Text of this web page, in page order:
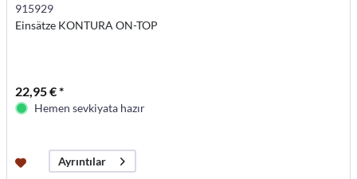
915929
Einsätze KONTURA ON-TOP
22,95 € *
Hemen sevkiyata hazır
Ayrıntılar